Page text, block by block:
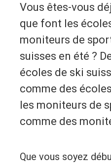
Vous êtes-vous
que font les
moniteurs de
suisses en été ?
écoles de ski
comme des
les moniteurs de
comme des
Que vous soyez